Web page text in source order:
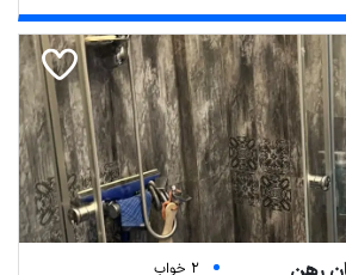
2 خواب